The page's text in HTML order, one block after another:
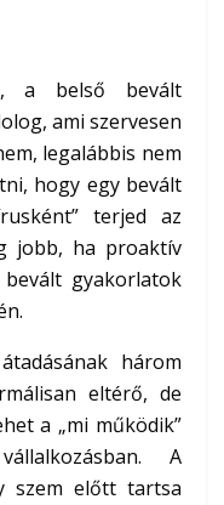
a belső bevált
ami szervesen
legalábbis nem
hogy egy bevált
terjed az
jobb, ha proaktív
gyakorlatok
három
eltérő, de
a „mi működik”
A
szem előtt tartsa